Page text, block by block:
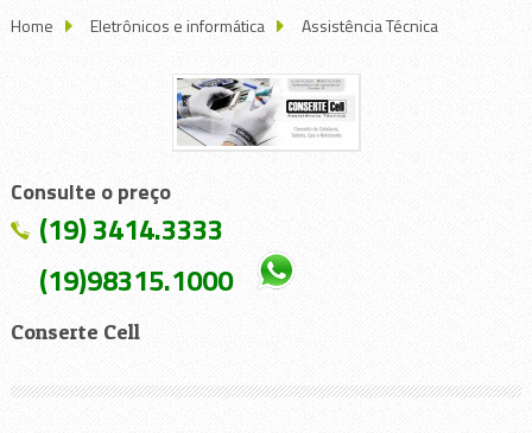
Home
Eletrônicos e informática Assistência Técnica
Consulte o preço
(19) 3414.3333
(19)98315.1000
Conserte Cell